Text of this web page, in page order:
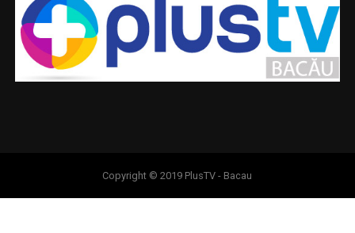
Copyright © 2019 PlusTV - Bacau